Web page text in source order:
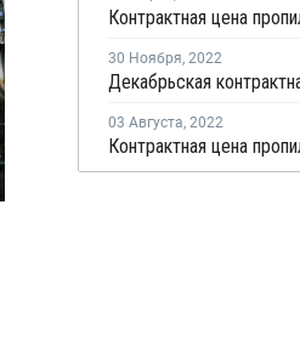
30 Ноября, 2022
03 Августа, 2022